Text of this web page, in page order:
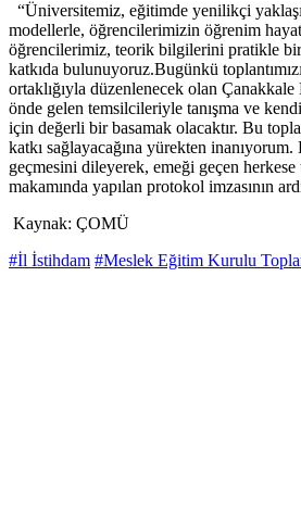
“Üniversitemiz, eğitimde yenilikçi
modellerle, öğrencilerimizin öğrenim
öğrencilerimiz, teorik bilgilerini pratikle
katkıda bulunuyoruz.Bugünkü
ortaklığıyla düzenlenecek olan
önde gelen temsilcileriyle tanışma ve
için değerli bir basamak olacaktır. Bu
katkı sağlayacağına yürekten
geçmesini dileyerek, emeği geçen
makamında yapılan protokol imzasının
Kaynak: ÇOMÜ
#İl İstihdam #Meslek Eğitim Kurulu